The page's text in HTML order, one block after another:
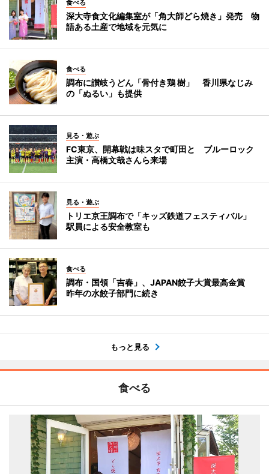
食べる
深大寺食文化編集室が「角大師どら焼き」発売 物
語ある土産で地域を元気に
食べる
調布に讃岐うどん「骨付き鶏 樹」 香川県なじみ
の「ぬるい」も提供
見る・遊ぶ
FC東京、開幕戦は味スタで町田と ブルーロック
主演・高橋文哉さんら来場
見る・遊ぶ
トリエ京王調布で「キッズ鉄道フェスティバル」
駅員による安全教室も
食べる
調布・国領「吉春」、JAPAN餃子大賞最高金賞
昨年の水餃子部門に続き
もっと見る
食べる